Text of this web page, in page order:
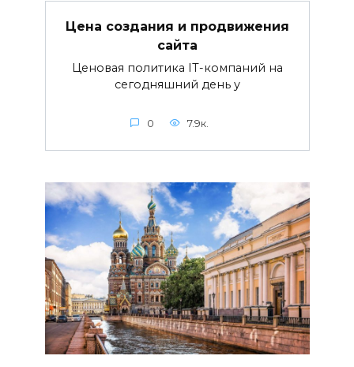
Цена создания и продвижения
сайта
Ценовая политика IT-компаний на
сегодняшний день у
0 7.9к.